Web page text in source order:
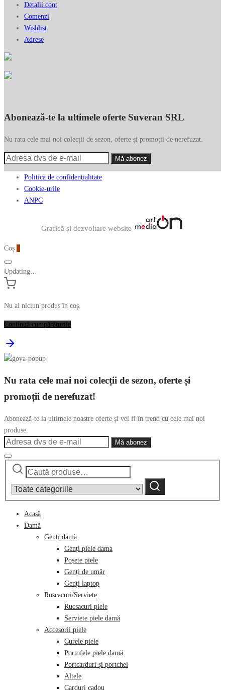
Detalii cont
Comenzi
Wishlist
Adrese
Abonează-te la ultimele oferte Suveran SRL
Nu rata cele mai noi colecții de sezon, oferte și promoții de nerefuzat.
Politica de confidențialitate
Cookie-urile
ANPC
Graficã și dezvoltare website
Coș
Updating…
Nu ai niciun produs în coș.
Continuă cumpărăturile
Nu rata cele mai noi colecții de sezon, oferte și
promoții de nerefuzat!
Abonează-te la ultimele noastre oferte și vei fi în trend cu cele mai noi
produse.
Caută
category:
Caută
Acasă
Damă
Genți damă
Genți piele dama
Poșete piele
Genți de umăr
Genți laptop
Ruscacuri/Serviete
Rucsacuri piele
Serviete piele damă
Accesorii piele
Curele piele
Portofele piele damă
Portcarduri și portchei
Altele
Carduri cadou